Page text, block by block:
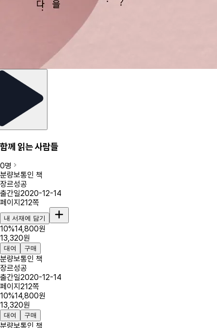
함께 읽는 사람들
0명
분량보통인 책
장르성공
출간일2020-12-14
페이지 212쪽
내 서재에 담기
10%14,800원
13,320원
대여 구매
분량보통인 책
장르성공
출간일2020-12-14
페이지 212쪽
10%14,800원
13,320원
대여 구매
분량보통인 책